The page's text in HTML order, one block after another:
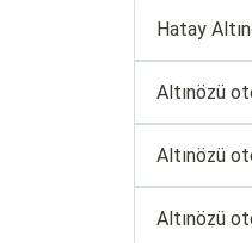
Hatay
Altınözü
Altınözü
Altınözü